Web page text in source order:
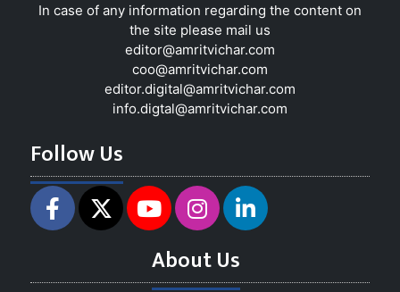
In case of any information regarding the content on
the site please mail us
editor@amritvichar.com
coo@amritvichar.com
editor.digital@amritvichar.com
info.digtal@amritvichar.com
Follow Us
About Us